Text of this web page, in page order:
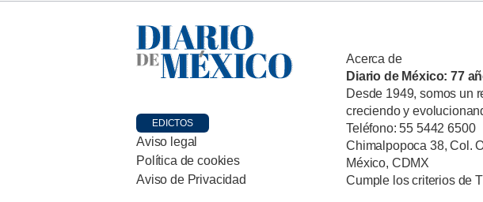
EDICTOS
Aviso legal
Política de cookies
Aviso de Privacidad
Acerca de
Diario de México: 77
Desde 1949, somos un
creciendo y
Teléfono: 55 5442 6500
Chimalpopoca 38, Col.
México, CDMX
Cumple los criterios de